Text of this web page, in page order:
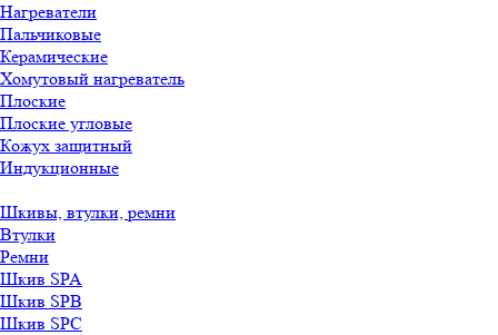
Нагреватели
Пальчиковые
Керамические
Хомутовый нагреватель
Плоские
Плоские угловые
Кожух защитный
Индукционные
Шкивы, втулки, ремни
Втулки
Ремни
Шкив SPA
Шкив SPB
Шкив SPC